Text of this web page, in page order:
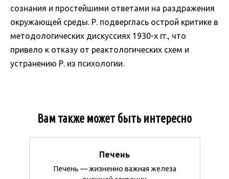
сознания и простейшими ответами на раздражения
окружающей среды. Р. подверглась острой критике в
методологических дискуссиях 1930-х гг., что
привело к отказу от реактологических схем и
устранению Р. из психологии.
Вам также может быть интересно
Печень
Печень — жизненно важная железа